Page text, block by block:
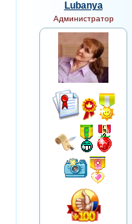
Lubanya
Администратор